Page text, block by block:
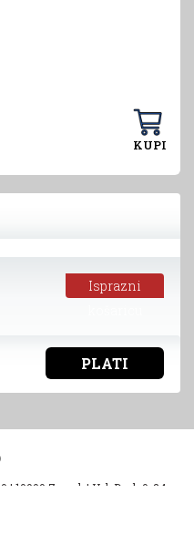
KUPI
Isprazni
PLATI
| 10000 Zagreb | HelpDesk 0-24